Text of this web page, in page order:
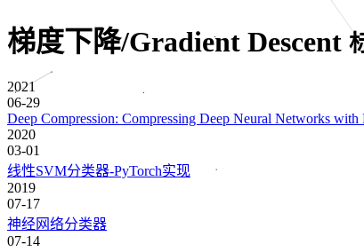
梯度下降/Gradient Descent
2021
06-29
Deep Compression: Compressing Deep Neural Networks
2020
03-01
线性SVM分类器-PyTorch实现
2019
07-17
神经网络分类器
07-14